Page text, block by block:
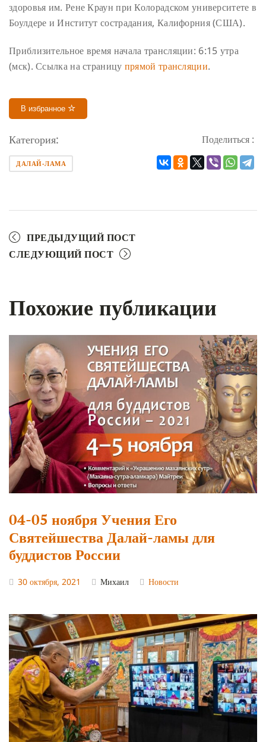
здоровья им. Рене Краун при Колорадском университете в
Боулдере и Институт сострадания, Калифорния (США).
Приблизительное время начала трансляции: 6:15 утра
(мск). Ссылка на страницу прямой трансляции.
В избранное
Категория:
ДАЛАЙ-ЛАМА
Поделиться :
ПРЕДЫДУЩИЙ ПОСТ
СЛЕДУЮЩИЙ ПОСТ
Похожие публикации
04-05 ноября Учения Его
Святейшества Далай-ламы для
буддистов России
30 октября, 2021 Михаил Новости